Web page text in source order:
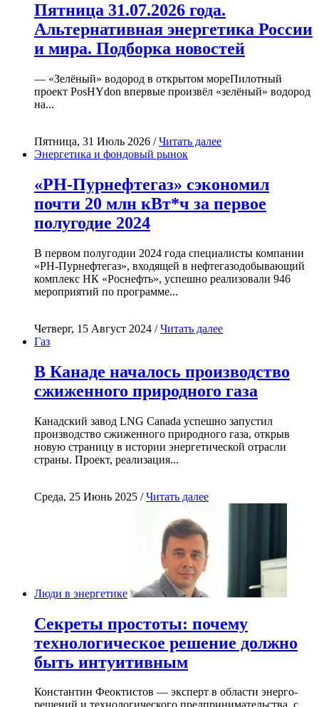
Пятница 31.07.2026 года.
Альтернативная энергетика России
и мира. Подборка новостей
— «Зелёный» водород в открытом мореПилотный
проект PosHYdon впервые произвёл «зелёный» водород
на...
Пятница, 31 Июль 2026 /Читать далее
Энергетика и фондовый рынок
«РН-Пурнефтегаз» сэкономил
почти 20 млн кВт*ч за первое
полугодие 2024
В первом полугодии 2024 года специалисты компании
«РН-Пурнефтегаз», входящей в нефтегазодобывающий
комплекс НК «Роснефть», успешно реализовали 946
мероприятий по программе...
Четверг, 15 Август 2024 /Читать далее
Газ
В Канаде началось производство
сжиженного природного газа
Канадский завод LNG Canada успешно запустил
производство сжиженного природного газа, открыв
новую страницу в истории энергетической отрасли
страны. Проект, реализация...
Среда, 25 Июнь 2025 /Читать далее
Люди в энергетике
Секреты простоты: почему
технологическое решение должно
быть интуитивным
Константин Феоктистов — эксперт в области энерго-